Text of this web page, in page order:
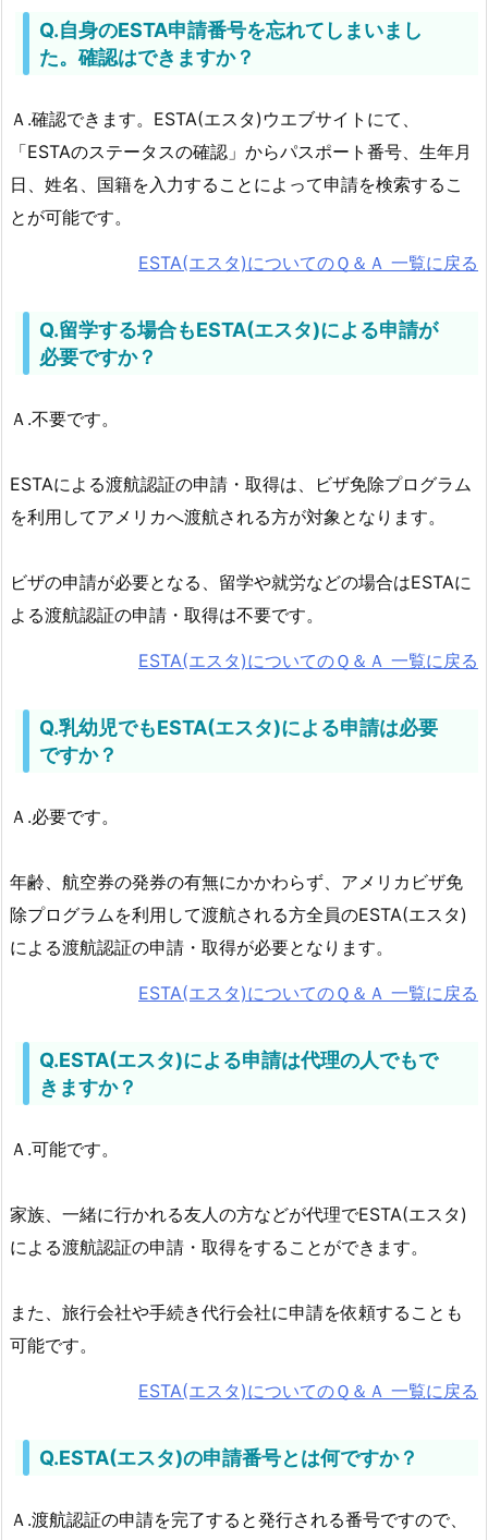
Q.自身のESTA申請番号を忘れてしまいまし
た。確認はできますか？
Ａ.確認できます。ESTA(エスタ)ウエブサイトにて、
「ESTAのステータスの確認」からパスポート番号、生年月
日、姓名、国籍を入力することによって申請を検索するこ
とが可能です。
ESTA(エスタ)についてのＱ＆Ａ 一覧に戻る
Q.留学する場合もESTA(エスタ)による申請が
必要ですか？
Ａ.不要です。
ESTAによる渡航認証の申請・取得は、ビザ免除プログラム
を利用してアメリカへ渡航される方が対象となります。
ビザの申請が必要となる、留学や就労などの場合はESTAに
よる渡航認証の申請・取得は不要です。
ESTA(エスタ)についてのＱ＆Ａ 一覧に戻る
Q.乳幼児でもESTA(エスタ)による申請は必要
ですか？
Ａ.必要です。
年齢、航空券の発券の有無にかかわらず、アメリカビザ免
除プログラムを利用して渡航される方全員のESTA(エスタ)
による渡航認証の申請・取得が必要となります。
ESTA(エスタ)についてのＱ＆Ａ 一覧に戻る
Q.ESTA(エスタ)による申請は代理の人でもで
きますか？
Ａ.可能です。
家族、一緒に行かれる友人の方などが代理でESTA(エスタ)
による渡航認証の申請・取得をすることができます。
また、旅行会社や手続き代行会社に申請を依頼することも
可能です。
ESTA(エスタ)についてのＱ＆Ａ 一覧に戻る
Q.ESTA(エスタ)の申請番号とは何ですか？
Ａ.渡航認証の申請を完了すると発行される番号ですので、